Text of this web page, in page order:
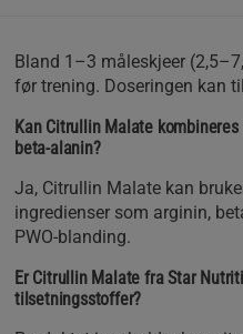
Bland 1–3 måleskjeer
før trening. Doseringen kan
Kan Citrullin Malate
beta-alanin?
Ja, Citrullin Malate kan
ingredienser som arginin,
PWO-blanding.
Er Citrullin Malate fra Star
tilsetningsstoffer?